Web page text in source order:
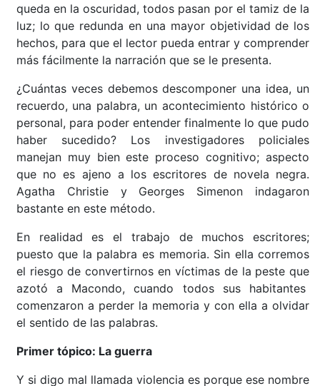
queda en la oscuridad, todos pasan por el tamiz de la
luz; lo que redunda en una mayor objetividad de los
hechos, para que el lector pueda entrar y comprender
más fácilmente la narración que se le presenta.
¿Cuántas veces debemos descomponer una idea, un
recuerdo, una palabra, un acontecimiento histórico o
personal, para poder entender finalmente lo que pudo
haber sucedido? Los investigadores policiales
manejan muy bien este proceso cognitivo; aspecto
que no es ajeno a los escritores de novela negra.
Agatha Christie y Georges Simenon indagaron
bastante en este método.
En realidad es el trabajo de muchos escritores;
puesto que la palabra es memoria. Sin ella corremos
el riesgo de convertirnos en víctimas de la peste que
azotó a Macondo, cuando todos sus habitantes
comenzaron a perder la memoria y con ella a olvidar
el sentido de las palabras.
Primer tópico: La guerra
Y si digo mal llamada violencia es porque ese nombre